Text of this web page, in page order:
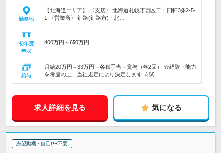
勤務地
【北海道エリア】 〈支店〉 北海道札幌市西区二十四軒3条2-5-
1 〈営業所〉 釧路(釧路市)・北…
初年度
年収
400万円～650万円
給与
月給20万円～33万円＋各種手当＋賞与（年2回） ☆経験・能力
を考慮の上、当社規定により決定します ☆試…
求人詳細を見る 気になる
志望動機・自己PR不要